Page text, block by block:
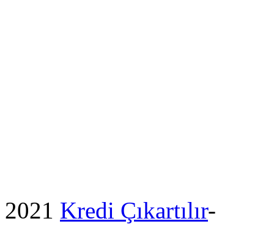
2021 Kredi Çıkartılır-